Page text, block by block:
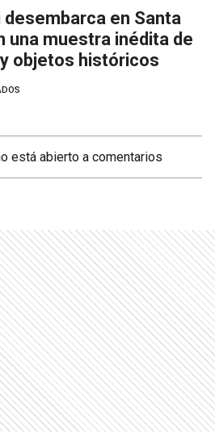
en Santa
una muestra inédita de
objetos históricos
está abierto a comentarios